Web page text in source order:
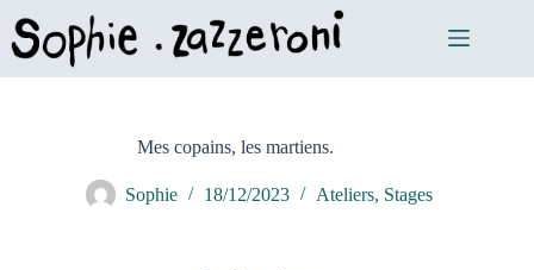
Mes copains, les martiens.
Sophie 18/12/2023 Ateliers, Stages